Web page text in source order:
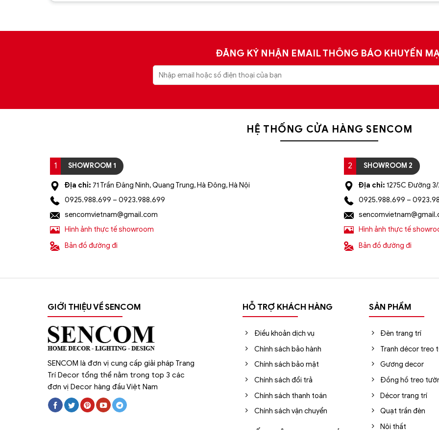
Đèn chùm pha lê cao cấp HĐ12(3)
55 sao
55 sao
55 sao
55 sao
ĐĂNG KÝ NHẬN EMAIL THÔNG BÁO KHUYẾN
HỆ THỐNG CỬA HÀNG SENCOM
1 SHOWROOM 1
Địa chỉ: 71 Trần Đăng Ninh, Quang Trung, Hà Đông, Hà Nội
0925.988.699 – 0923.988.699
sencomvietnam@gmail.com
Hình ảnh thực tế showroom
Bản đồ đường đi
2 SHOWROOM 2
Địa chỉ: 1275C Đường 3/
0925.988.699 –
Hình ảnh thực tế
Bản đồ đường đi
GIỚI THIỆU VỀ SENCOM
SENCOM là đơn vị cung cấp giải pháp Trang
Trí Decor tổng thể nằm trong top 3 các
đơn vị Decor hàng đầu Việt Nam
HỖ TRỢ KHÁCH HÀNG
Điều khoản dịch vụ
Chính sách bảo hành
Chính sách bảo mật
Chính sách đổi trả
Chính sách thanh toán
Chính sách vận chuyển
SẢN PHẨM
Đèn trang trí
Tranh décor treo
Gương decor
Đồng hồ treo
Décor trang trí
Quạt trần đèn
Nội thất